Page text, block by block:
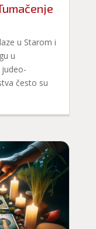
u Starom i
u
često su